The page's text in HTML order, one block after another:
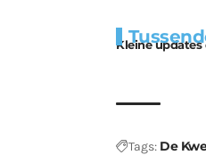
Kleine
kabouters
Tags: De